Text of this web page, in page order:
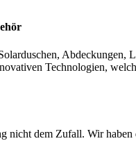
Technologien,
nicht dem Zufall. Wir